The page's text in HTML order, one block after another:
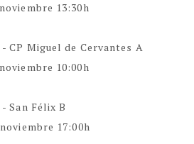
13:30h
CP Miguel de Cervantes A
10:00h
San Félix B
17:00h